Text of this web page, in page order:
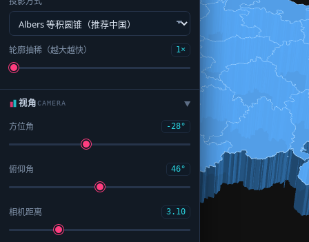
轮廓抽稀（越大越快） 1×
视角CAMERA ▶
方位角 -28°
俯仰角 46°
相机距离 3.10